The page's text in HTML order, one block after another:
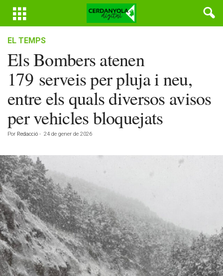
EL TEMPS
Els Bombers atenen
179 serveis per pluja i neu,
entre els quals diversos avisos
per vehicles bloquejats
Por Redacció - 24 de gener de 2026